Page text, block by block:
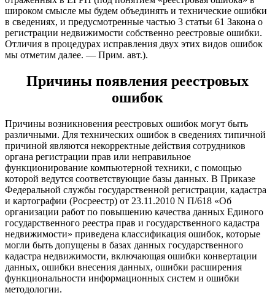
широком смысле мы будем объединять и технические ошибки
в сведениях, и предусмотренные частью 3 статьи 61 Закона о
регистрации недвижимости собственно реестровые ошибки.
Отличия в процедурах исправления двух этих видов ошибок
мы отметим далее. — Прим. авт.).
Причины появления реестровых
ошибок
Причины возникновения реестровых ошибок могут быть
различными. Для технических ошибок в сведениях типичной
причиной являются некорректные действия сотрудников
органа регистрации прав или неправильное
функционирование компьютерной техники, с помощью
которой ведутся соответствующие базы данных. В Приказе
Федеральной службы государственной регистрации, кадастра
и картографии (Росреестр) от 23.11.2010 N П/618 «Об
организации работ по повышению качества данных Единого
государственного реестра прав и государственного кадастра
недвижимости» приведена классификация ошибок, которые
могли быть допущены в базах данных государственного
кадастра недвижимости, включающая ошибки конвертации
данных, ошибки внесения данных, ошибки расширения
функциональности информационных систем и ошибки
методологии.